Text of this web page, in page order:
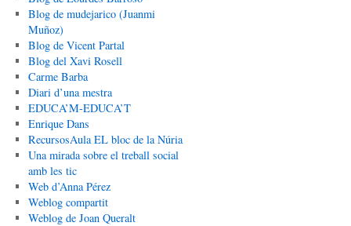
Blog de mudejarico (Juanmi
Muñoz)
Blog de Vicent Partal
Blog del Xavi Rosell
Carme Barba
Diari d’una mestra
EDUCA’M-EDUCA’T
Enrique Dans
RecursosAula EL bloc de la Núria
Una mirada sobre el treball social
amb les tic
Web d’Anna Pérez
Weblog compartit
Weblog de Joan Queralt